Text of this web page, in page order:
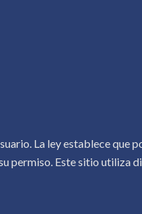
La ley establece que
permiso. Este sitio utiliza